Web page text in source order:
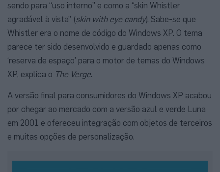
sendo para “uso interno” e como a “skin Whistler
agradável à vista” (skin with eye candy). Sabe-se que
Whistler era o nome de código do Windows XP. O tema
parece ter sido desenvolvido e guardado apenas como
‘reserva de espaço’ para o motor de temas do Windows
XP, explica o The Verge.
A versão final para consumidores do Windows XP acabou
por chegar ao mercado com a versão azul e verde Luna
em 2001 e ofereceu integração com objetos de terceiros
e muitas opções de personalização.